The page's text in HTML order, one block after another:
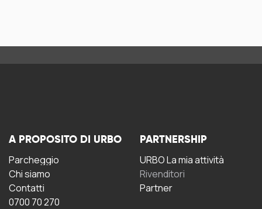
A PROPOSITO DI URBO
Parcheggio
Chi siamo
Contatti
0700 70 270
PARTNERSHIP
URBO La mia attività
Rivenditori
Partner